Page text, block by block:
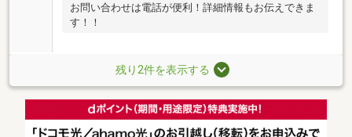
お問い合わせは電話が便利！詳細情報もお伝えできま
す！！
残り2件を表示する